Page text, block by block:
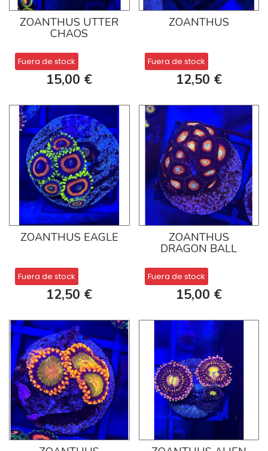
ZOANTHUS UTTER
CHAOS
Fuera de stock
15,00 €
ZOANTHUS
Fuera de stock
12,50 €
ZOANTHUS EAGLE
Fuera de stock
12,50 €
ZOANTHUS
DRAGON BALL
Fuera de stock
15,00 €